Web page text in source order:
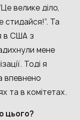
велике діло,
стидайся!”. Та
в США з
мене
Тоді я
впевнено
та в комітетах.
цього?